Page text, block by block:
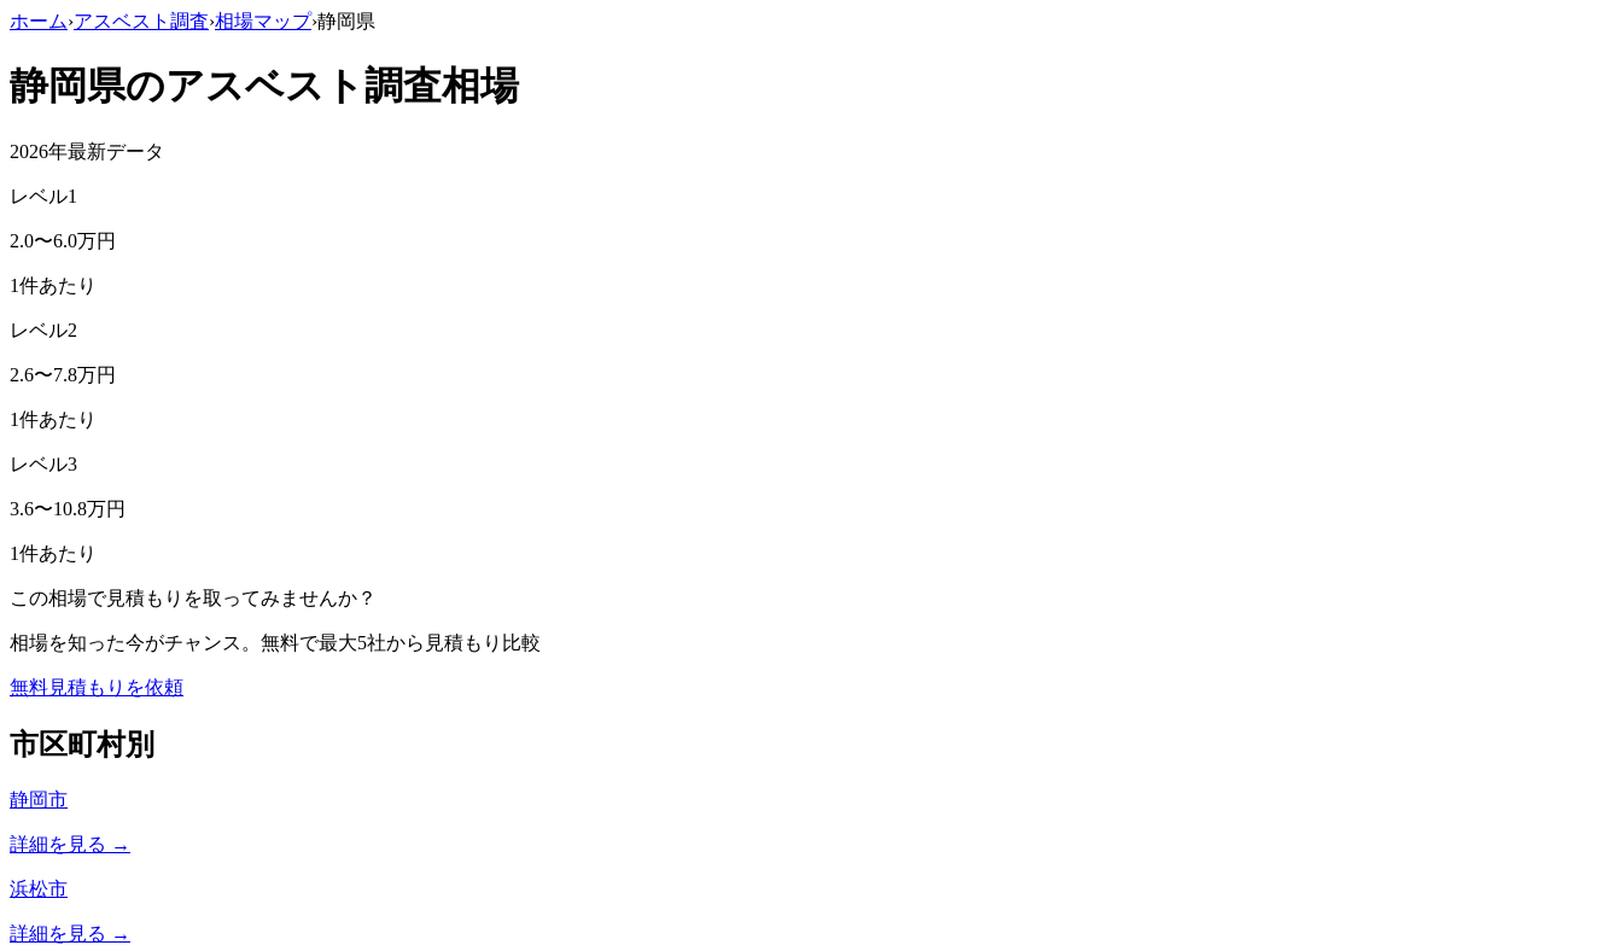
ホーム›アスベスト調査›相場マップ›静岡県
静岡県のアスベスト調査相場
2026年最新データ
レベル1
2.0〜6.0万円
1件あたり
レベル2
2.6〜7.8万円
1件あたり
レベル3
3.6〜10.8万円
1件あたり
この相場で見積もりを取ってみませんか？
相場を知った今がチャンス。無料で最大5社から見積もり比較
無料見積もりを依頼
市区町村別
静岡市
詳細を見る →
浜松市
詳細を見る →